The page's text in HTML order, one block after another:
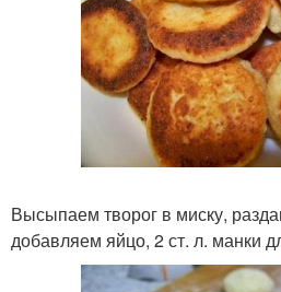
Высыпаем творог в миску,
добавляем яйцо, 2 ст. л. манки